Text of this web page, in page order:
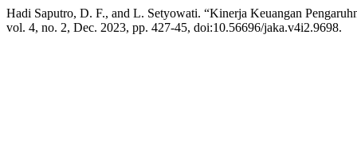
Hadi Saputro, D. F., and L. Setyowati. “Kinerja Keuangan
vol. 4, no. 2, Dec. 2023, pp. 427-45, doi:10.56696/jaka.v4i2.9698.